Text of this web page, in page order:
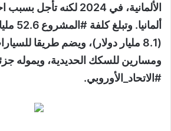
الألمانية، في 2024 لكنه
(8.1 مليار دولار)، ويضم طريقا
ومسارين للسكك الحديدية، ويموله
#الاتحاد_الأوروبي.